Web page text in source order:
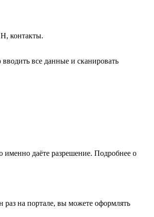
контакты.
все данные и сканировать
именно даёте разрешение. Подробнее о
на портале, вы можете оформлять